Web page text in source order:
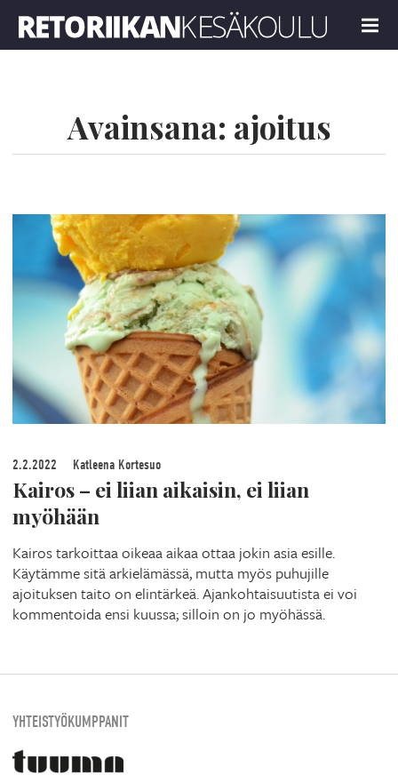
MENU
Avainsana: ajoitus
2.2.2022 Katleena Kortesuo
Kairos – ei liian aikaisin, ei liian
myöhään
Kairos tarkoittaa oikeaa aikaa ottaa jokin asia esille.
Käytämme sitä arkielämässä, mutta myös puhujille
ajoituksen taito on elintärkeä. Ajankohtaisuutista ei voi
kommentoida ensi kuussa; silloin on jo myöhässä.
YHTEISTYÖKUMPPANIT